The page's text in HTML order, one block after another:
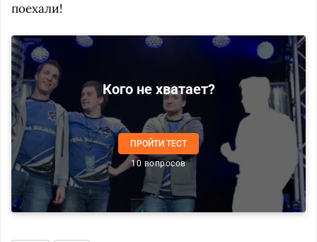
поехали!
Кого не хватает?
ПРОЙТИ ТЕСТ
10 вопросов